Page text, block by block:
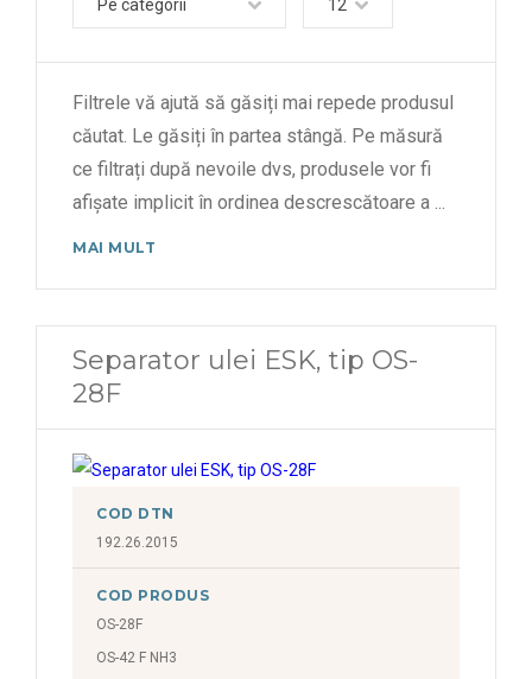
Pe categorii 12
Filtrele vă ajută să găsiți mai repede produsul
căutat. Le găsiți în partea stângă. Pe măsură
ce filtrați după nevoile dvs, produsele vor fi
afișate implicit în ordinea descrescătoare a
MAI MULT
Separator ulei ESK, tip OS-
28F
COD DTN
192.26.2015
COD PRODUS
OS-28F
OS-42 F NH3